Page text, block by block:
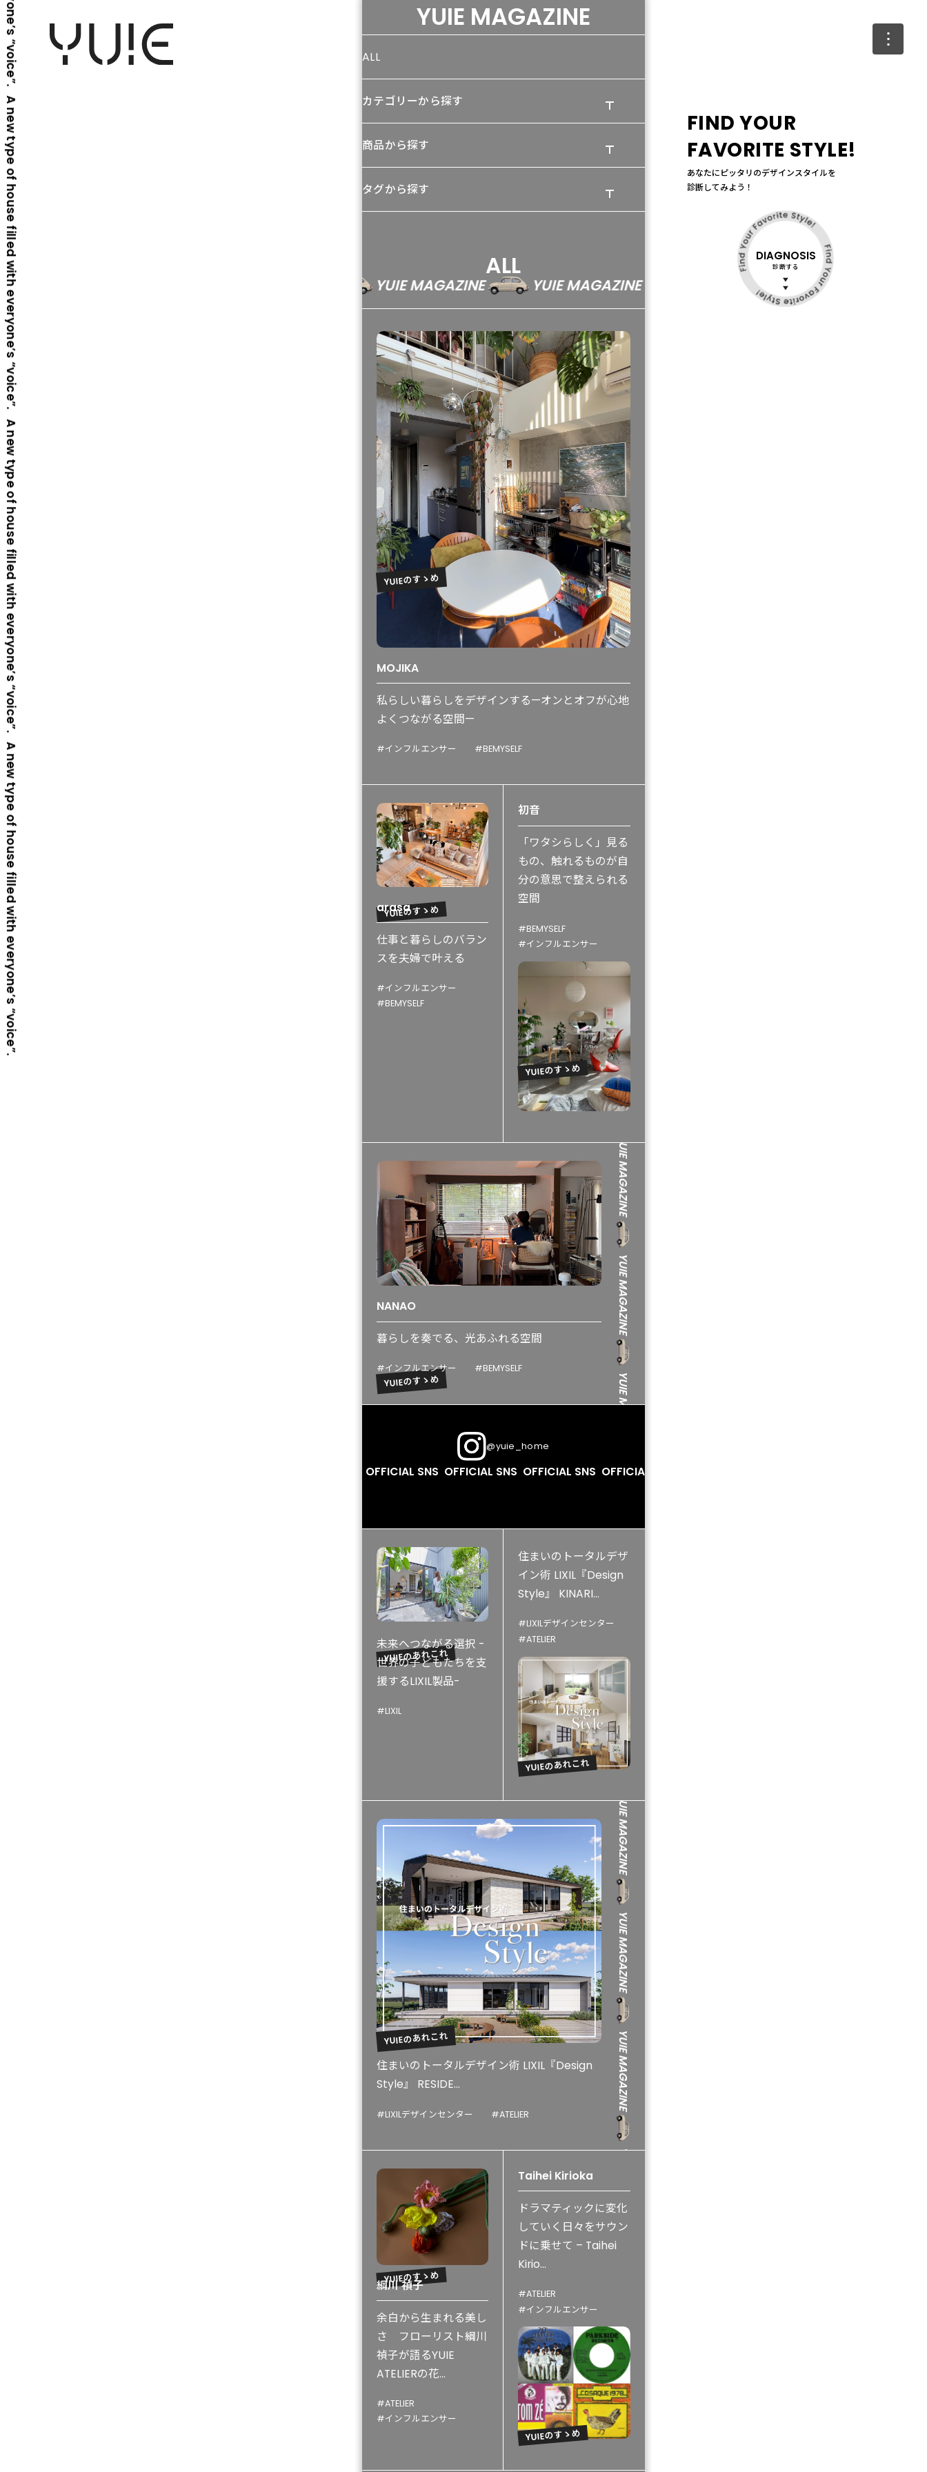
A new type of house filled with everyone’s “voice”. A new type of house filled with everyone’s “voice”. A new type of house filled with everyone’s “voice”. A new type of house filled with everyone’s “voice”.
FIND YOUR
FAVORITE STYLE!
あなたにピッタリのデザインスタイルを
診断してみよう！
DIAGNOSIS
診断する
YUIE MAGAZINE
ALL
カテゴリーから探す
商品から探す
タグから探す
ALL
YUIE MAGAZINE YUIE MAGAZINE YUIE MAGAZINE
YUIEのすゝめ
MOJIKA
私らしい暮らしをデザインする—オンとオフが心地
よくつながる空間—
#インフルエンサー #BEMYSELF
YUIEのすゝめ
arasa
仕事と暮らしのバラン
スを夫婦で叶える
#インフルエンサー
#BEMYSELF
YUIEのすゝめ
初音
「ワタシらしく」見る
もの、触れるものが自
分の意思で整えられる
空間
#BEMYSELF
#インフルエンサー
YUIE MAGAZINE
YUIE MAGAZINE
YUIE MAGAZINE
YUIE MAGAZINE
YUIEのすゝめ
NANAO
暮らしを奏でる、光あふれる空間
#インフルエンサー #BEMYSELF
@yuie_home
OFFICIAL SNS OFFICIAL SNS OFFICIAL SNS OFFICIAL SNS
YUIEのあれこれ
未来へつながる選択 -
世界の子どもたちを支
援するLIXIL製品-
#LIXIL
YUIEのあれこれ
住まいのトータルデザ
イン術 LIXIL『Design
Style』 KINARI...
#LIXILデザインセンター
#ATELIER
YUIE MAGAZINE
YUIE MAGAZINE
YUIE MAGAZINE
YUIE MAGAZINE
YUIEのあれこれ
住まいのトータルデザイン術 LIXIL『Design
Style』 RESIDE...
#LIXILデザインセンター #ATELIER
YUIEのすゝめ
綱川 禎子
余白から生まれる美し
さ フローリスト綱川
禎子が語るYUIE
ATELIERの花...
#ATELIER
#インフルエンサー
YUIEのすゝめ
Taihei Kirioka
ドラマティックに変化
していく日々をサウン
ドに乗せて – Taihei
Kirio...
#ATELIER
#インフルエンサー